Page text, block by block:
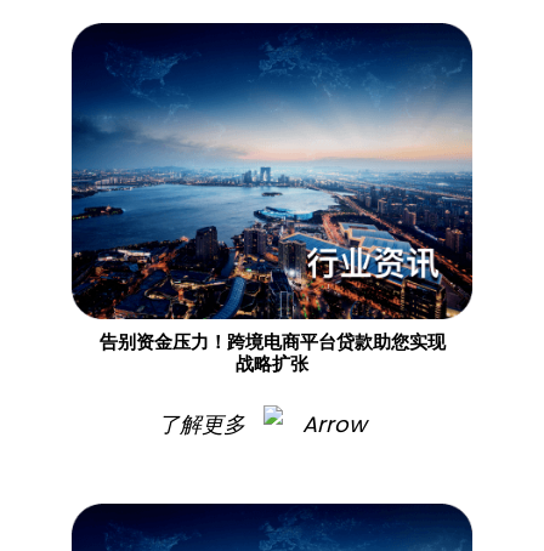
告别资金压力！跨境电商平台贷款助您实现
战略扩张
了解更多